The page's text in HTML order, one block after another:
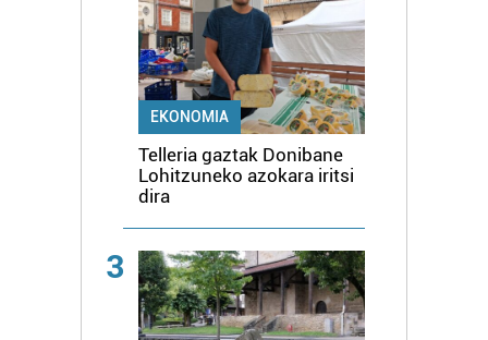
EKONOMIA
Telleria gaztak Donibane
Lohitzuneko azokara iritsi
dira
3